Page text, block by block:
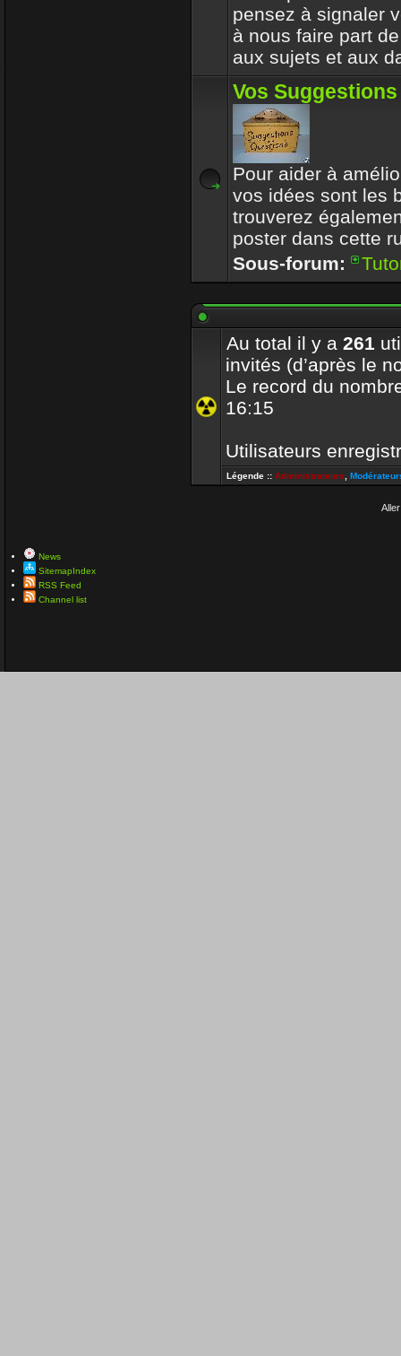
pensez à signaler
à nous faire part
aux sujets et aux
Vos Suggestions
Pour aider à
vos idées sont les
trouverez
poster dans cette
Sous-forum:
Au total il y a 261
invités (d’après le
Le record du
16:15
Utilisateurs
Légende :: Administrateurs
News
SitemapIndex
RSS Feed
Channel list